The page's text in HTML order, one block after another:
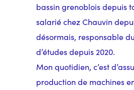
bassin grenoblois depuis
salarié chez Chauvin
désormais, responsable
d’études depuis 2020.
Mon quotidien, c’est
production de machines